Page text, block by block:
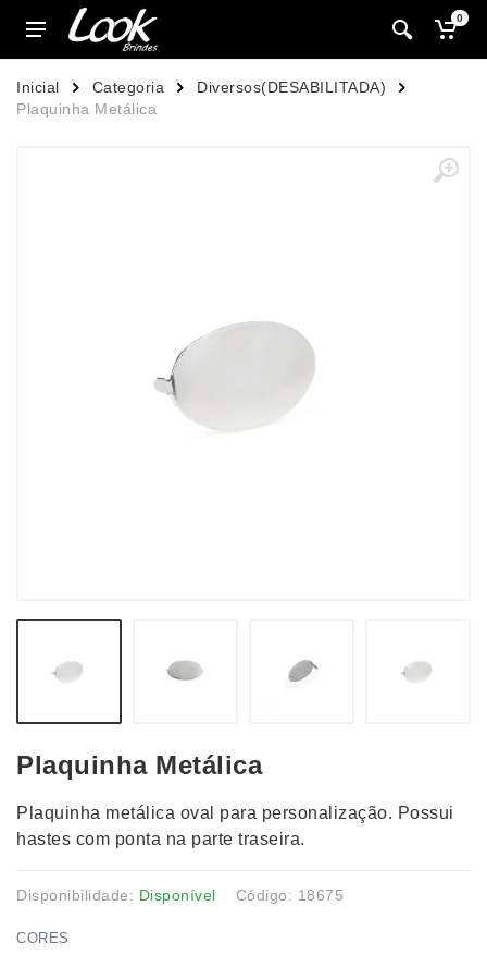
0
Inicial Categoria
Diversos(DESABILITADA)
Plaquinha Metálica
Plaquinha Metálica
Plaquinha metálica oval para personalização. Possui
hastes com ponta na parte traseira.
Disponibilidade: Disponível Código: 18675
CORES